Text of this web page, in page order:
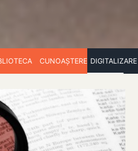
CUNOAȘTERE DIGITALIZARE